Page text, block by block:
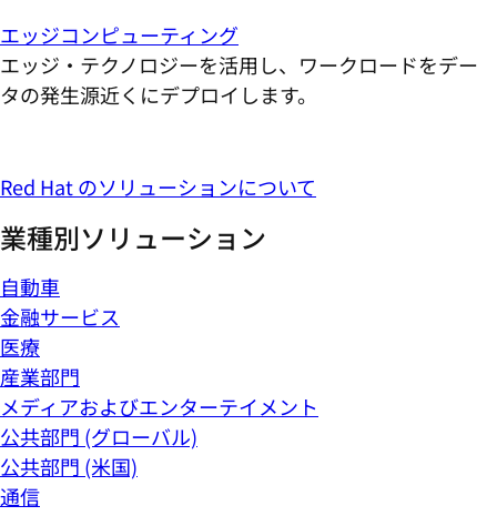
エッジコンピューティング
エッジ・テクノロジーを活用し、ワークロードをデー
タの発生源近くにデプロイします。
Red Hat のソリューションについて
業種別ソリューション
自動車
金融サービス
医療
産業部門
メディアおよびエンターテイメント
公共部門 (グローバル)
公共部門 (米国)
通信